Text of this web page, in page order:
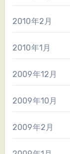
2010年2月
2010年1月
2009年12月
2009年10月
2009年2月